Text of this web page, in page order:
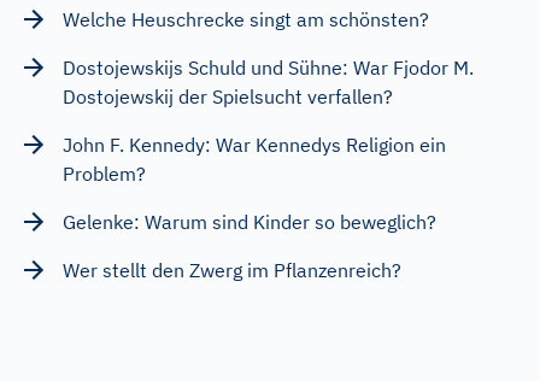
Welche Heuschrecke singt am schönsten?
Dostojewskijs Schuld und Sühne: War Fjodor M.
Dostojewskij der Spielsucht verfallen?
John F. Kennedy: War Kennedys Religion ein
Problem?
Gelenke: Warum sind Kinder so beweglich?
Wer stellt den Zwerg im Pflanzenreich?